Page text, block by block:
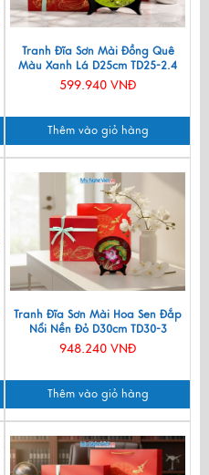
Tranh Đĩa Sơn Mài Đồng Quê
Màu Xanh Lá D25cm TD25-2.4
599.940 VNĐ
Thêm vào giỏ hàng
Tranh Đĩa Sơn Mài Hoa Sen Đắp
Nổi Nền Đỏ D30cm TD30-3
948.240 VNĐ
Thêm vào giỏ hàng